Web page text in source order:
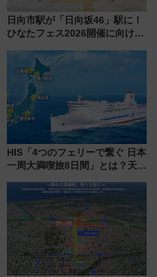
日向市駅が「日向坂46」駅に！
ひなたフェス2026開催に向けJR
全力応援 夜行列車「ドリーム
おひさま号」も走る
HIS「4つのフェリーで繋ぐ 日本
一周大満喫旅8日間」とは？天橋
の絶景＆限定グルメを網羅！煩
雑な手続きも不要でお手軽に楽
しめるプランが登場